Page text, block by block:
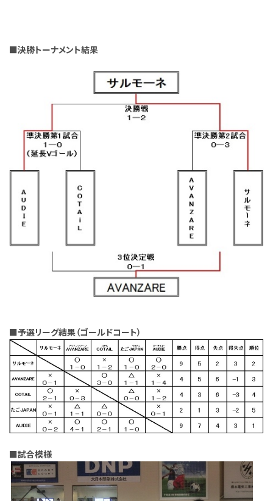
■決勝トーナメント結果
■予選リーグ結果（ゴールドコート）
■試合模様